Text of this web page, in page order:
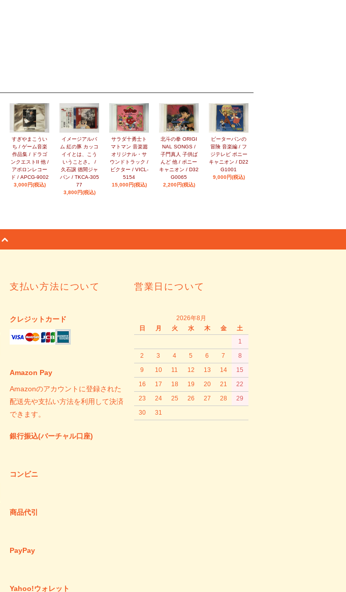
すぎやまこうい
ち / ゲーム音楽
作品集 / ドラゴ
ンクエストII 他 /
アポロンレコー
ド / APCG-9002
3,000円(税込)
イメージアルバ
ム 紅の豚 カッコ
イイとは、こう
いうことさ。 /
久石譲 徳間ジャ
パン / TKCA-305
77
3,800円(税込)
サラダ十勇士ト
マトマン 音楽篇
オリジナル・サ
ウンドトラック /
ビクター / VICL-
5154
15,000円(税込)
北斗の拳 ORIGI
NAL SONGS /
子門真人 子供ば
んど 他 / ポニー
キャニオン / D32
G0065
2,200円(税込)
ピーターパンの
冒険 音楽編 / フ
ジテレビ ポニー
キャニオン / D22
G1001
9,000円(税込)
支払い方法について
クレジットカード
Amazon Pay
Amazonのアカウントに登録された
配送先や支払い方法を利用して決済
できます。
銀行振込(バーチャル口座)
コンビニ
商品代引
PayPay
Yahoo!ウォレット
営業日について
2026年8月
日
月 火 水 木 金
土
1
2
3 4 5 6 7
8
9
10 11 12 13 14
15
16
17 18 19 20 21
22
23
24 25 26 27 28
29
30
31